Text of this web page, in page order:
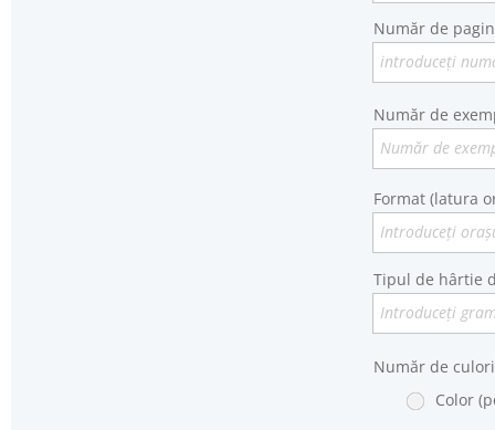
Număr de
Număr de
Format (latura
Introduceţi
Număr de
introduceți
Tipul de hârtie
Introduceţi
Număr de
Color